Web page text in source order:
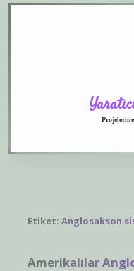
Etiket: Anglosakson
Amerikalılar